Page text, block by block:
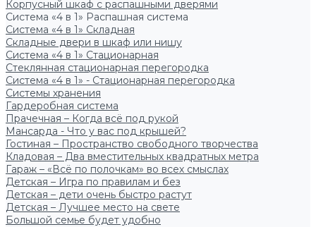
Корпусный шкаф с распашными дверями
Система «4 в 1» Распашная система
Система «4 в 1» Складная
Складные двери в шкаф или нишу
Система «4 в 1» Стационарная
Стеклянная стационарная перегородка
Система «4 в 1» - Стационарная перегородка
Системы хранения
Гардеробная система
Прачечная – Когда всё под рукой
Мансарда - Что у вас под крышей?
Гостиная – Пространство свободного творчества
Кладовая – Два вместительных квадратных метра
Гараж – «Всё по полочкам» во всех смыслах
Детская – Игра по правилам и без
Детская – дети очень быстро растут
Детская – Лучшее место на свете
Большой семье будет удобно